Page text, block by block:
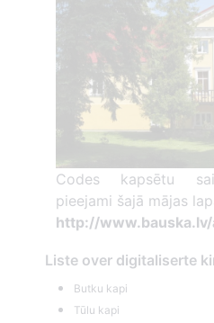
Liste over digitaliserte
Butku kapi
Tūlu kapi
Codes kapsētu
pieejami šajā mājas
http://